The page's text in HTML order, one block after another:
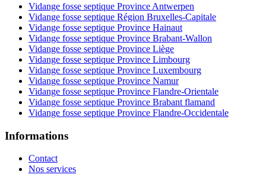
Vidange fosse septique Province Antwerpen
Vidange fosse septique Région Bruxelles-Capitale
Vidange fosse septique Province Hainaut
Vidange fosse septique Province Brabant-Wallon
Vidange fosse septique Province Liège
Vidange fosse septique Province Limbourg
Vidange fosse septique Province Luxembourg
Vidange fosse septique Province Namur
Vidange fosse septique Province Flandre-Orientale
Vidange fosse septique Province Brabant flamand
Vidange fosse septique Province Flandre-Occidentale
Informations
Contact
Nos services